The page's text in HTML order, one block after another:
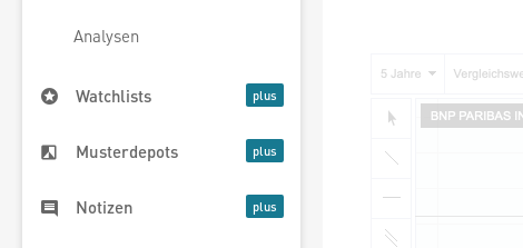
Analysen
Watchlists
Musterdepots
Notizen